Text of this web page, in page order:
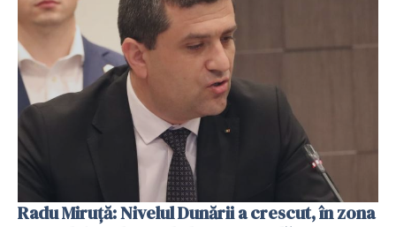
Radu Miruţă: Nivelul Dunării a crescut, în zona